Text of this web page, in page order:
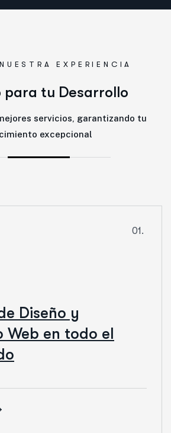
EXPERIENCIA
para tu Desarrollo
servicios, garantizando tu
excepcional
01.
Diseño y
Web en todo el